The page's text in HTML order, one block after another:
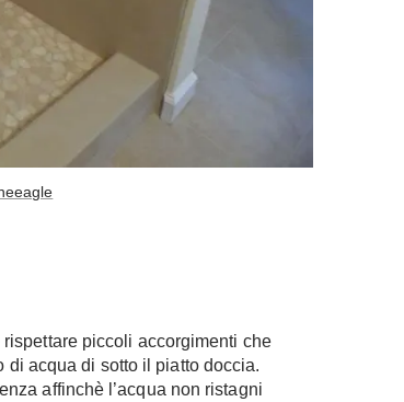
piccoli accorgimenti che
acqua di sotto il piatto doccia.
affinchè l’acqua non ristagni